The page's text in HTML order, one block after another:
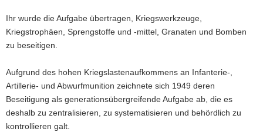
Ihr wurde die Aufgabe übertragen, Kriegswerkzeuge,
Kriegstrophäen, Sprengstoffe und -mittel, Granaten und Bomben
zu beseitigen.
Aufgrund des hohen Kriegslastenaufkommens an Infanterie-,
Artillerie- und Abwurfmunition zeichnete sich 1949 deren
Beseitigung als generationsübergreifende Aufgabe ab, die es
deshalb zu zentralisieren, zu systematisieren und behördlich zu
kontrollieren galt.